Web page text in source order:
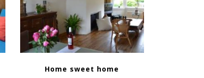
Home sweet home